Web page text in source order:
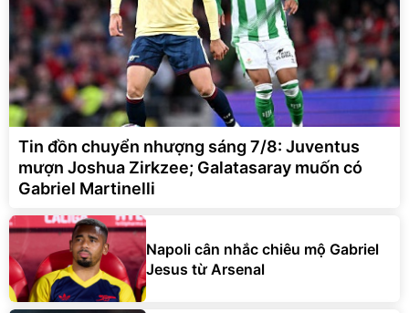
Tin đồn chuyển nhượng sáng 7/8: Juventus
mượn Joshua Zirkzee; Galatasaray muốn có
Gabriel Martinelli
Napoli cân nhắc chiêu mộ Gabriel
Jesus từ Arsenal